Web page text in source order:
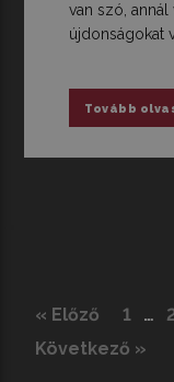
van szó,
újdonságokat
Tovább
« Előző 1 …
Következő »